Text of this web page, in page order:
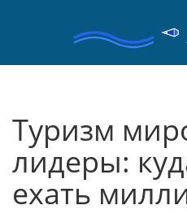
Туризм
лидеры:
ехать